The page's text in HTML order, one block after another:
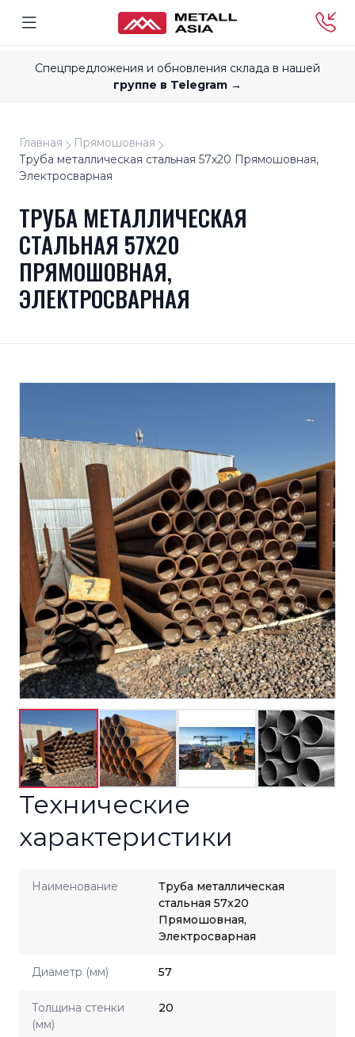
Спецпредложения и обновления склада в нашей
группе в Telegram →
Главная
Прямошовная
Труба металлическая стальная 57x20 Прямошовная,
Электросварная
ТРУБА МЕТАЛЛИЧЕСКАЯ
СТАЛЬНАЯ 57X20
ПРЯМОШОВНАЯ,
ЭЛЕКТРОСВАРНАЯ
Технические
характеристики
Наименование
Труба металлическая
стальная 57x20
Прямошовная,
Электросварная
Диаметр (мм) 57
Толщина стенки
(мм)
20